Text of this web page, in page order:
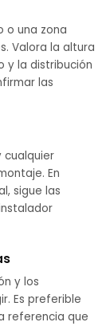
o una zona
Valora la altura
y la distribución
las
cualquier
En
sigue las
y los
Es preferible
referencia que